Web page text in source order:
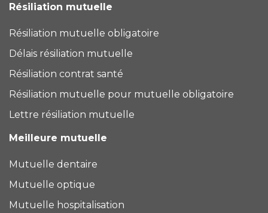
Résiliation mutuelle
Résiliation mutuelle obligatoire
Délais résiliation mutuelle
Résiliation contrat santé
Résiliation mutuelle pour mutuelle obligatoire
Lettre résiliation mutuelle
Meilleure mutuelle
Mutuelle dentaire
Mutuelle optique
Mutuelle hospitalisation